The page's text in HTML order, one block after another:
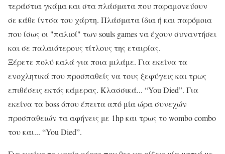
τεράστια γκάμα και στα πλάσματα που παραμονεύουν
σε κάθε ίντσα του χάρτη. Πλάσματα ίδια ή και παρόμοια
που ίσως οι "παλιοί" των souls games να έχουν συναντήσει
και σε παλαιότερους τίτλους της εταιρίας.
Ξέρετε πολύ καλά για ποια μιλάμε. Για εκείνα τα
ενοχλητικά που προσπαθείς να τους ξεφύγεις και τρως
επιθέσεις εκτός κάμερας. Κλασσικά... “You Died”. Για
εκείνα τα boss όπου έπειτα από μία ώρα συνεχών
προσπαθειών τα αφήνεις με 1hp και τρως το wombo combo
του και... “You Died”.